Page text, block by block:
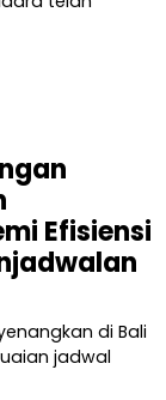
Efisiensi
di Bali
jadwal